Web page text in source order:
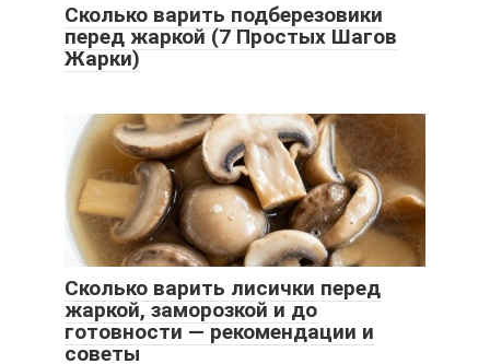
Сколько варить подберезовики
перед жаркой (7 Простых Шагов
Жарки)
Сколько варить лисички перед
жаркой, заморозкой и до
готовности — рекомендации и
советы